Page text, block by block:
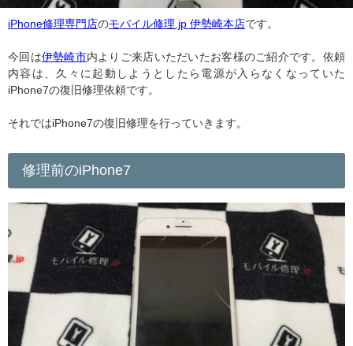
iPhone修理専門店のモバイル修理.jp 伊勢崎本店です。
今回は伊勢崎市内よりご来店いただいたお客様のご紹介です。依頼
内容は、久々に起動しようとしたら電源が入らなくなっていた
iPhone7の復旧修理依頼です。
それではiPhone7の復旧修理を行っていきます。
修理前のiPhone7